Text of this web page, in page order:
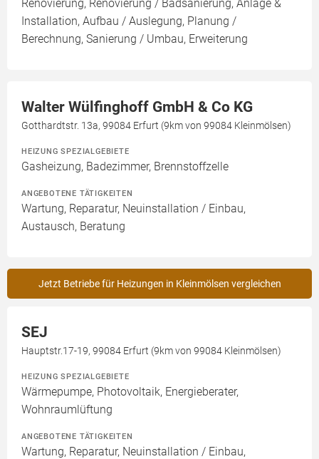
Renovierung, Renovierung / Badsanierung, Anlage &
Installation, Aufbau / Auslegung, Planung /
Berechnung, Sanierung / Umbau, Erweiterung
Walter Wülfinghoff GmbH & Co KG
Gotthardtstr. 13a, 99084 Erfurt (9km von 99084 Kleinmölsen)
HEIZUNG SPEZIALGEBIETE
Gasheizung, Badezimmer, Brennstoffzelle
ANGEBOTENE TÄTIGKEITEN
Wartung, Reparatur, Neuinstallation / Einbau,
Austausch, Beratung
Jetzt Betriebe für Heizungen in Kleinmölsen vergleichen
SEJ
Hauptstr.17-19, 99084 Erfurt (9km von 99084 Kleinmölsen)
HEIZUNG SPEZIALGEBIETE
Wärmepumpe, Photovoltaik, Energieberater,
Wohnraumlüftung
ANGEBOTENE TÄTIGKEITEN
Wartung, Reparatur, Neuinstallation / Einbau,